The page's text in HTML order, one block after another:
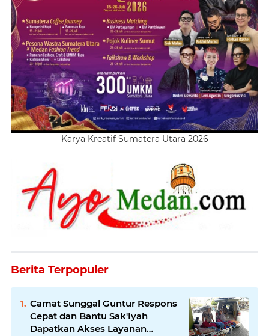
Karya Kreatif Sumatera Utara 2026
Berita Terpopuler
Camat Sunggal Guntur Respons
Cepat dan Bantu Sak'Iyah
Dapatkan Akses Layanan